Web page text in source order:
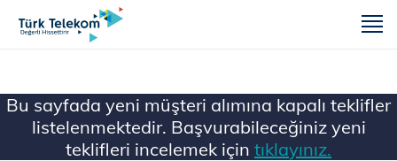
Bu sayfada yeni müşteri alımına kapalı teklifler
listelenmektedir. Başvurabileceğiniz yeni
teklifleri incelemek için tıklayınız.
Ana Sayfa